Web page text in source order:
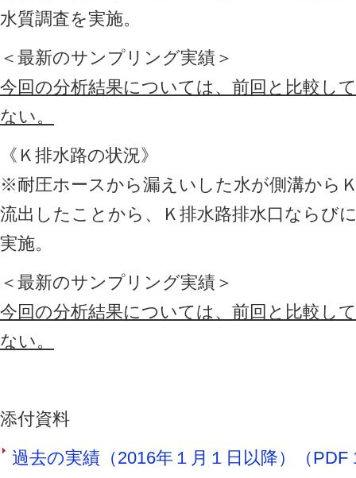
水質調査を実施。
＜最新のサンプリング実績＞
今回の分析結果については、前回と比較し
ない。
《Ｋ排水路の状況》
※耐圧ホースから漏えいした水が側溝から
流出したことから、Ｋ排水路排水口ならび
実施。
＜最新のサンプリング実績＞
今回の分析結果については、前回と比較し
ない。
添付資料
過去の実績（2016年１月１日以降）（PDF